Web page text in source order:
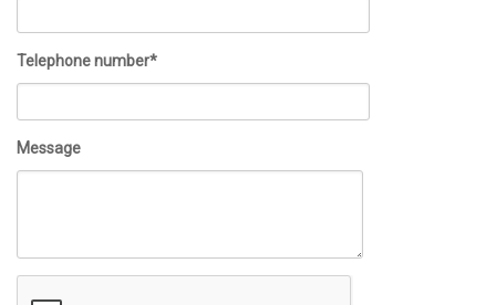
Telephone number*
Message